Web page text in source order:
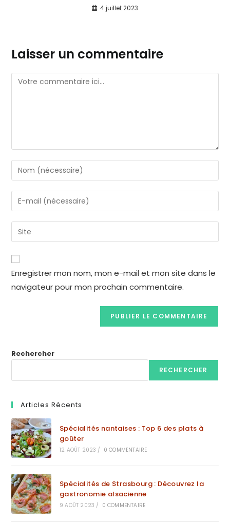
4 juillet 2023
Laisser un commentaire
Enregistrer mon nom, mon e-mail et mon site dans le
navigateur pour mon prochain commentaire.
Rechercher
RECHERCHER
Articles Récents
Spécialités nantaises : Top 6 des plats à
goûter
12 AOÛT 2023 / 0 COMMENTAIRE
Spécialités de Strasbourg : Découvrez la
gastronomie alsacienne
9 AOÛT 2023 / 0 COMMENTAIRE